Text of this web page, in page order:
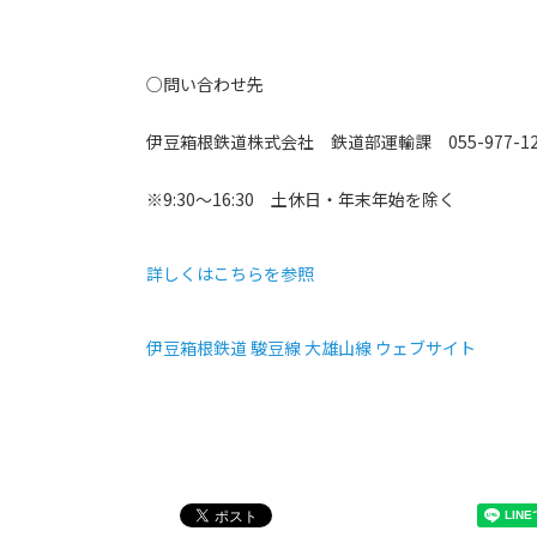
○問い合わせ先
伊豆箱根鉄道株式会社 鉄道部運輸課 055-977-
※9:30～16:30 土休日・年末年始を除く
詳しくはこちらを参照
伊豆箱根鉄道 駿豆線 大雄山線 ウェブサイト